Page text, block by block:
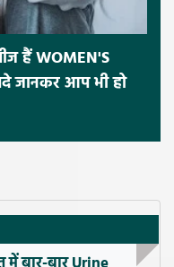
हैं WOMEN'S
जानकर आप भी हो